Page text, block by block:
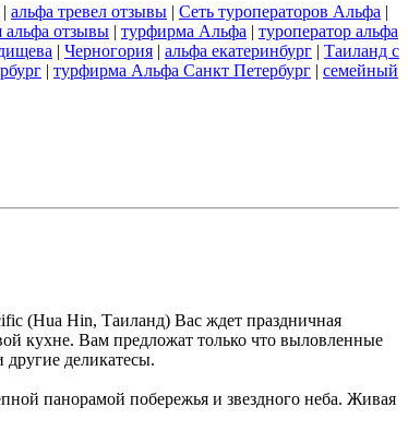
| альфа тревел отзывы | Сеть туроператоров Альфа |
альфа отзывы | турфирма Альфа | туроператор альфа
| Черногория | альфа екатеринбург | Таиланд с
| турфирма Альфа Санкт Петербург | семейный
(Hua Hin, Таиланд) Вас ждет праздничная
кухне. Вам предложат только что выловленные
деликатесы.
панорамой побережья и звездного неба. Живая